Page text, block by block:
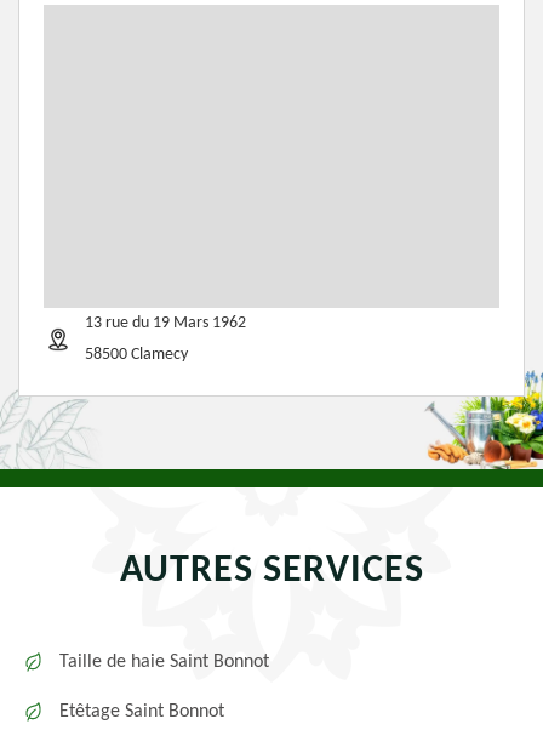
13 rue du 19 Mars 1962
58500 Clamecy
AUTRES SERVICES
Taille de haie Saint Bonnot
Etêtage Saint Bonnot